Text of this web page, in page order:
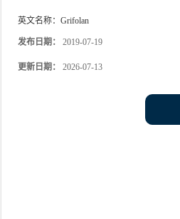
英文名称： Grifolan
发布日期： 2019-07-19
更新日期： 2026-07-13